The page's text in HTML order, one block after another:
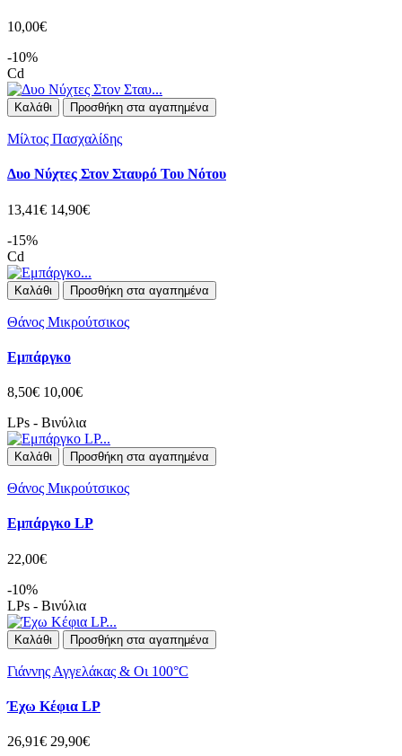
10,00€
-10%
Cd
Καλάθι Προσθήκη στα αγαπημένα
Μίλτος Πασχαλίδης
Δυο Νύχτες Στον Σταυρό Του Νότου
13,41€ 14,90€
-15%
Cd
Καλάθι Προσθήκη στα αγαπημένα
Θάνος Μικρούτσικος
Εμπάργκο
8,50€ 10,00€
LPs - Βινύλια
Καλάθι Προσθήκη στα αγαπημένα
Θάνος Μικρούτσικος
Εμπάργκο LP
22,00€
-10%
LPs - Βινύλια
Καλάθι Προσθήκη στα αγαπημένα
Γιάννης Αγγελάκας & Οι 100°C
Έχω Κέφια LP
26,91€ 29,90€